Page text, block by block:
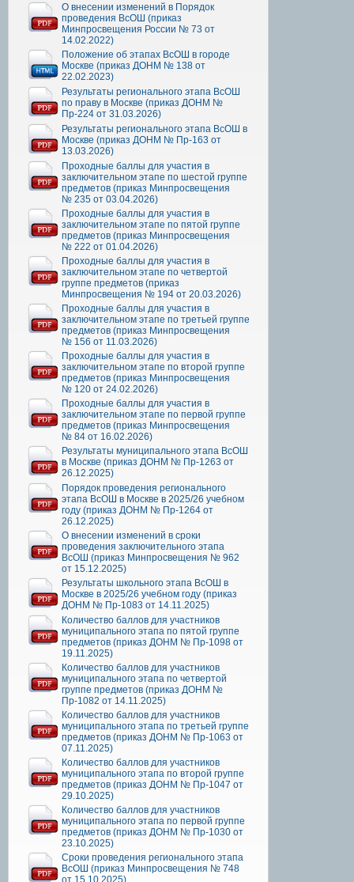
О внесении изменений в Порядок
проведения ВсОШ (приказ
Минпросвещения России № 73 от
14.02.2022)
Положение об этапах ВсОШ в городе
Москве (приказ ДОНМ № 138 от
22.02.2023)
Результаты регионального этапа ВсОШ
по праву в Москве (приказ ДОНМ №
Пр-224 от 31.03.2026)
Результаты регионального этапа ВсОШ в
Москве (приказ ДОНМ № Пр-163 от
13.03.2026)
Проходные баллы для участия в
заключительном этапе по шестой группе
предметов (приказ Минпросвещения
№ 235 от 03.04.2026)
Проходные баллы для участия в
заключительном этапе по пятой группе
предметов (приказ Минпросвещения
№ 222 от 01.04.2026)
Проходные баллы для участия в
заключительном этапе по четвертой
группе предметов (приказ
Минпросвещения № 194 от 20.03.2026)
Проходные баллы для участия в
заключительном этапе по третьей группе
предметов (приказ Минпросвещения
№ 156 от 11.03.2026)
Проходные баллы для участия в
заключительном этапе по второй группе
предметов (приказ Минпросвещения
№ 120 от 24.02.2026)
Проходные баллы для участия в
заключительном этапе по первой группе
предметов (приказ Минпросвещения
№ 84 от 16.02.2026)
Результаты муниципального этапа ВсОШ
в Москве (приказ ДОНМ № Пр-1263 от
26.12.2025)
Порядок проведения регионального
этапа ВсОШ в Москве в 2025/26 учебном
году (приказ ДОНМ № Пр-1264 от
26.12.2025)
О внесении изменений в сроки
проведения заключительного этапа
ВсОШ (приказ Минпросвещения № 962
от 15.12.2025)
Результаты школьного этапа ВсОШ в
Москве в 2025/26 учебном году (приказ
ДОНМ № Пр-1083 от 14.11.2025)
Количество баллов для участников
муниципального этапа по пятой группе
предметов (приказ ДОНМ № Пр-1098 от
19.11.2025)
Количество баллов для участников
муниципального этапа по четвертой
группе предметов (приказ ДОНМ №
Пр-1082 от 14.11.2025)
Количество баллов для участников
муниципального этапа по третьей группе
предметов (приказ ДОНМ № Пр-1063 от
07.11.2025)
Количество баллов для участников
муниципального этапа по второй группе
предметов (приказ ДОНМ № Пр-1047 от
29.10.2025)
Количество баллов для участников
муниципального этапа по первой группе
предметов (приказ ДОНМ № Пр-1030 от
23.10.2025)
Сроки проведения регионального этапа
ВсОШ (приказ Минпросвещения № 748
от 15.10.2025)